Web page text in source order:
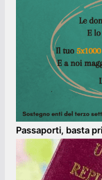
Passaporti, basta